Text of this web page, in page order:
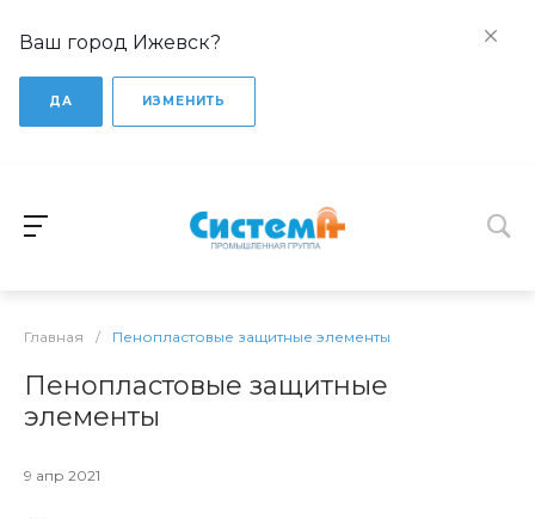
Ваш город Ижевск?
ДА ИЗМЕНИТЬ
Главная / Пенопластовые защитные элементы
Пенопластовые защитные
элементы
9 апр 2021